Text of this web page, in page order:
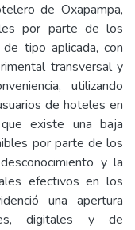
de Oxapampa,
por parte de los
tipo aplicada, con
transversal y
utilizando
de hoteles en
existe una baja
por parte de los
y la
efectivos en los
una apertura
digitales y de